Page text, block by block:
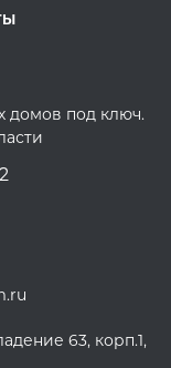
домов под ключ.
63, корп.1,